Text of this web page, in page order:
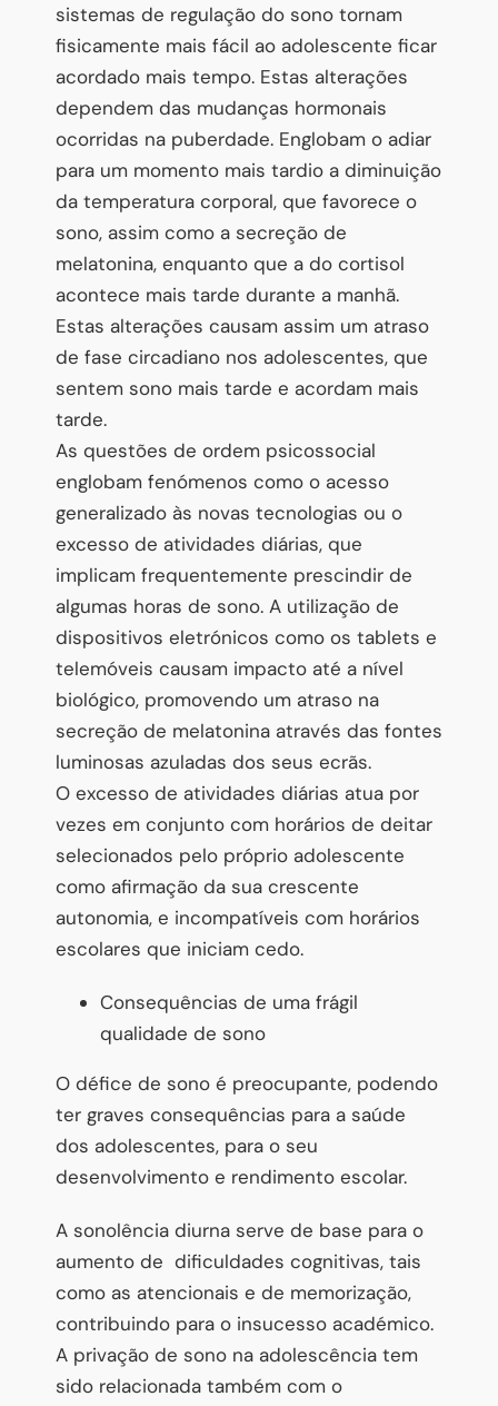
sistemas de regulação do sono tornam
fisicamente mais fácil ao adolescente ficar
acordado mais tempo. Estas alterações
dependem das mudanças hormonais
ocorridas na puberdade. Englobam o adiar
para um momento mais tardio a diminuição
da temperatura corporal, que favorece o
sono, assim como a secreção de
melatonina, enquanto que a do cortisol
acontece mais tarde durante a manhã.
Estas alterações causam assim um atraso
de fase circadiano nos adolescentes, que
sentem sono mais tarde e acordam mais
tarde.
As questões de ordem psicossocial
englobam fenómenos como o acesso
generalizado às novas tecnologias ou o
excesso de atividades diárias, que
implicam frequentemente prescindir de
algumas horas de sono. A utilização de
dispositivos eletrónicos como os tablets e
telemóveis causam impacto até a nível
biológico, promovendo um atraso na
secreção de melatonina através das fontes
luminosas azuladas dos seus ecrãs.
O excesso de atividades diárias atua por
vezes em conjunto com horários de deitar
selecionados pelo próprio adolescente
como afirmação da sua crescente
autonomia, e incompatíveis com horários
escolares que iniciam cedo.
Consequências de uma frágil
qualidade de sono
O défice de sono é preocupante, podendo
ter graves consequências para a saúde
dos adolescentes, para o seu
desenvolvimento e rendimento escolar.
A sonolência diurna serve de base para o
aumento de dificuldades cognitivas, tais
como as atencionais e de memorização,
contribuindo para o insucesso académico.
A privação de sono na adolescência tem
sido relacionada também com o